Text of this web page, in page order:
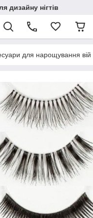
дизайну нігтів
для нарощування вій